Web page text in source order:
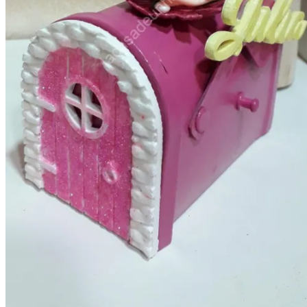
Cajas para bebé
Cajas para hombre
Cajas para mujer
Cajas para niños
Detalles para Celebraciones
Bautizos
Bodas
invitaciones de boda
Comuniones
Árboles de huellas
Eventos
Detalles Personalizados
Jabones,champú y Aromas
Ambientadores naturales
bálsamos y cremas naturales
Champú y acondicionador
Jabón para el afeitado
Jabones artesanales